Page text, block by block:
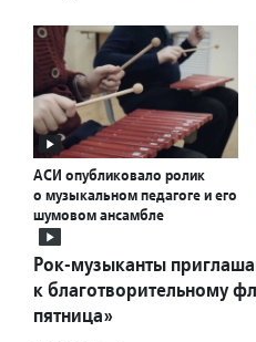
АСИ опубликовало ролик
о музыкальном педагоге и его
шумовом ансамбле
Рок-музыканты
к благотворительному
пятница»